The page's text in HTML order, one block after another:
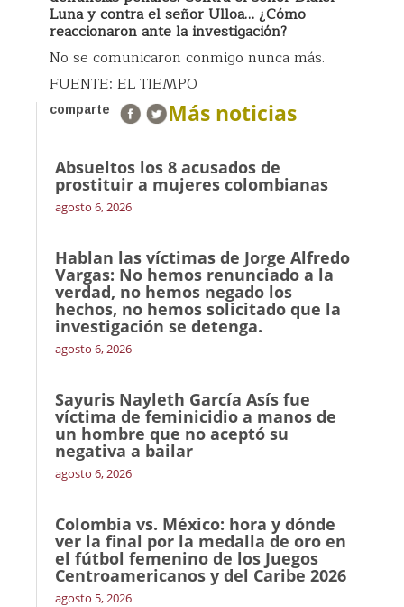
Luna y contra el señor Ulloa… ¿Cómo
reaccionaron ante la investigación?
No se comunicaron conmigo nunca más.
FUENTE: EL TIEMPO
comparte Más noticias
Absueltos los 8 acusados de
prostituir a mujeres colombianas
agosto 6, 2026
Hablan las víctimas de Jorge Alfredo
Vargas: No hemos renunciado a la
verdad, no hemos negado los
hechos, no hemos solicitado que la
investigación se detenga.
agosto 6, 2026
Sayuris Nayleth García Asís fue
víctima de feminicidio a manos de
un hombre que no aceptó su
negativa a bailar
agosto 6, 2026
Colombia vs. México: hora y dónde
ver la final por la medalla de oro en
el fútbol femenino de los Juegos
Centroamericanos y del Caribe 2026
agosto 5, 2026